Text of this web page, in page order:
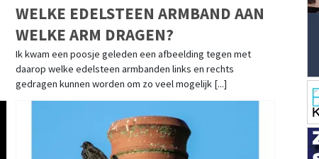
WELKE EDELSTEEN ARMBAND AAN
WELKE ARM DRAGEN?
Ik kwam een poosje geleden een afbeelding tegen met
daarop welke edelsteen armbanden links en rechts
gedragen kunnen worden om zo veel mogelijk [...]